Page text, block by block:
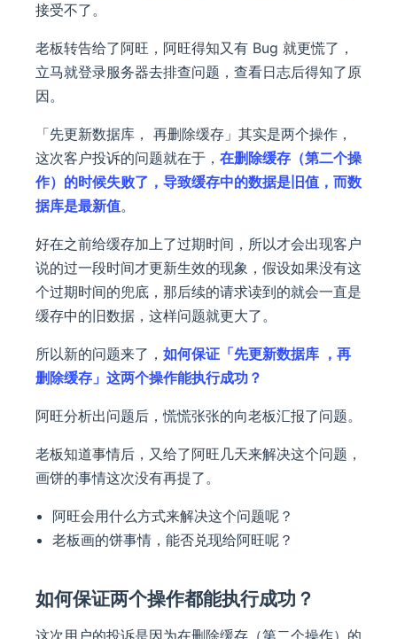
接受不了。
老板转告给了阿旺，阿旺得知又有 Bug 就更慌了，
立马就登录服务器去排查问题，查看日志后得知了原
因。
「先更新数据库， 再删除缓存」其实是两个操作，
这次客户投诉的问题就在于， 在删除缓存（第二个操
作）的时候失败了，导致缓存中的数据是旧值，而数
据库是最新值。
好在之前给缓存加上了过期时间，所以才会出现客户
说的过一段时间才更新生效的现象，假设如果没有这
个过期时间的兜底，那后续的请求读到的就会一直是
缓存中的旧数据，这样问题就更大了。
所以新的问题来了， 如何保证「先更新数据库 ，再
删除缓存」这两个操作能执行成功？
阿旺分析出问题后，慌慌张张的向老板汇报了问题。
老板知道事情后，又给了阿旺几天来解决这个问题，
画饼的事情这次没有再提了。
阿旺会用什么方式来解决这个问题呢？
老板画的饼事情，能否兑现给阿旺呢？
如何保证两个操作都能执行成功？